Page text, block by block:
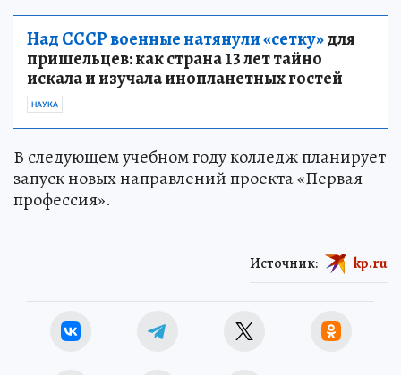
Над СССР военные натянули «сетку»для
пришельцев: как страна 13 лет тайно
искала и изучала инопланетных гостей
НАУКА
В следующем учебном году колледж планирует
запуск новых направлений проекта «Первая
профессия».
Источник: kp.ru